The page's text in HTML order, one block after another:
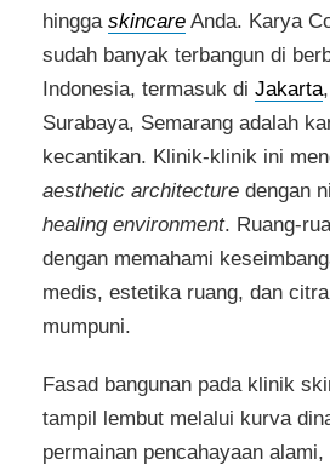
hingga skincare Anda. Karya
sudah banyak terbangun di
Indonesia, termasuk di Jakarta
Surabaya, Semarang adalah
kecantikan. Klinik-klinik ini
aesthetic architecture dengan
healing environment. Ruang-
dengan memahami
medis, estetika ruang, dan citra
mumpuni.
Fasad bangunan pada klinik
tampil lembut melalui kurva
permainan pencahayaan